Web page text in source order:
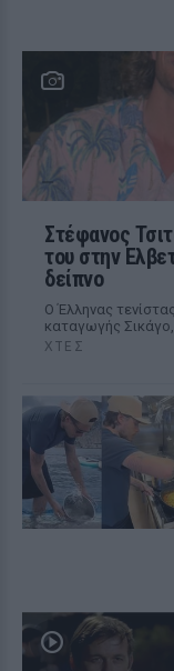
Στέφανος
του στην
δείπνο
Ο Έλληνας
καταγωγής
ΧΤΕΣ